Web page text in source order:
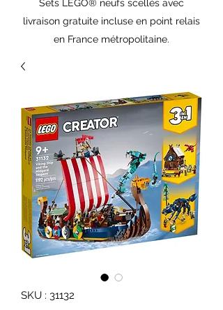
Sets LEGO® neufs scellés avec
livraison gratuite incluse en point relais
en France métropolitaine.
SKU : 31132